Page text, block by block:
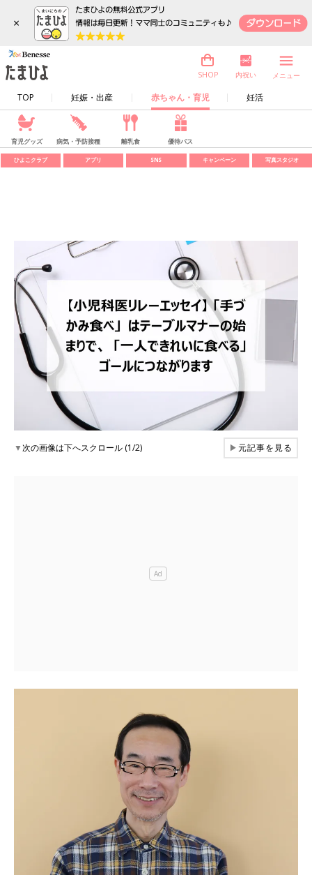
×
TOP 妊娠・出産 赤ちゃん・育児 妊活
SHOP 内祝い メニュー
育児グッズ 病気・予防接種 離乳食 優待パス
ひよこクラブ アプリ SNS キャンペーン 写真スタジオ
▼次の画像は下へスクロール (1/2) ▶元記事を見る